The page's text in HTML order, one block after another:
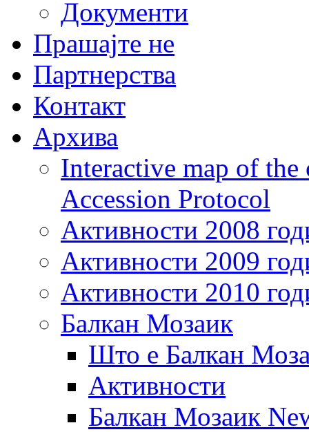
Документи
Прашајте не
Партнерства
Контакт
Архива
Interactive map of
Accession Protocol
Активности 2008
Активности 2009
Активности 2010
Балкан Мозаик
Што е Балкан
Активности
Балкан Мозаик